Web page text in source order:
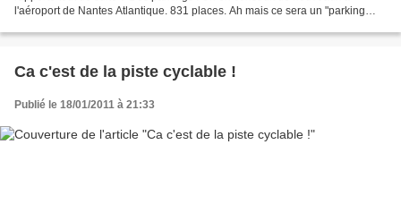
l'aéroport de Nantes Atlantique. 831 places. Ah mais ce sera un "parking
Ca c'est de la piste cyclable !
Publié le 18/01/2011 à 21:33